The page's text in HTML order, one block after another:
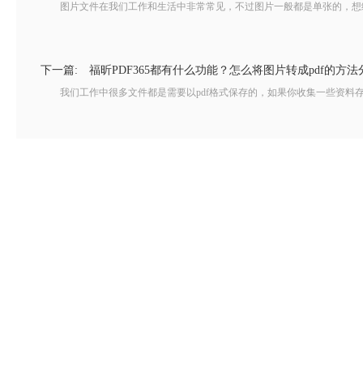
图片文件在我们工作和生活中非常常见，不过图片一般都是单张的，想
下一篇: 福昕PDF365都有什么功能？怎么将图片转成pdf的方法
我们工作中很多文件都是需要以pdf格式保存的，如果你收集一些资料